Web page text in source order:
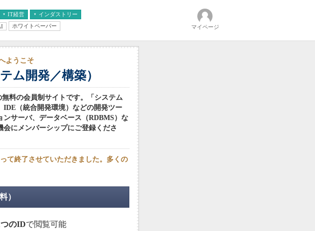
IT経営 インダストリー
ホワイトペーパー マイページ
ム開発／構築）
ようこそ
料の会員制サイトです。「システム
IDE（統合開発環境）などの開発ツー
サーバ、データベース（RDBMS）な
にメンバーシップにご登録くださ
て終了させていただきました。多くの
）
のIDで閲覧可能